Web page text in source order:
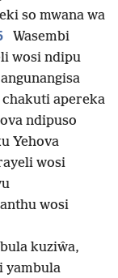
so mwana wa
Wasembi
wosi ndipu
apereka
ndipuso
Yehova
wosi
wosi
kuziŵa,
yambula